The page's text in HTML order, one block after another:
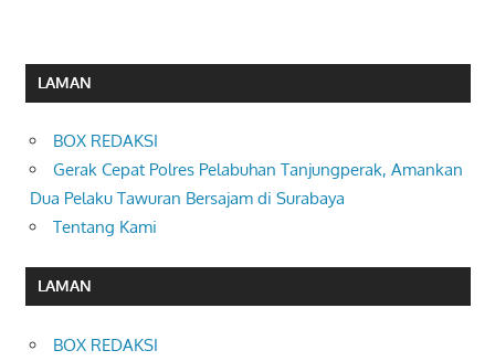
LAMAN
BOX REDAKSI
Gerak Cepat Polres Pelabuhan Tanjungperak, Amankan
Dua Pelaku Tawuran Bersajam di Surabaya
Tentang Kami
LAMAN
BOX REDAKSI